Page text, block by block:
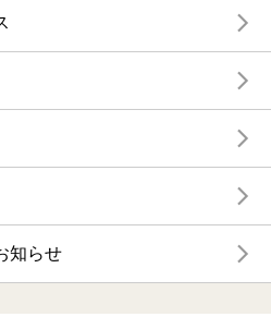
知らせ